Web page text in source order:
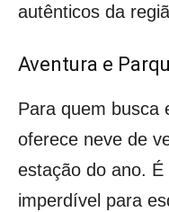
autênticos da
Aventura e
Para quem busca
oferece neve de
estação do ano.
imperdível para